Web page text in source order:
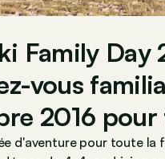
Family Day
vous
2016 pour
d'aventure pour toute la